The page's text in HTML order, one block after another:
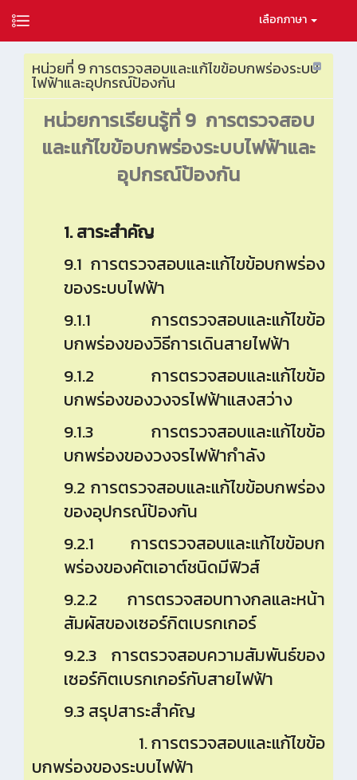
เลือกภาษา
หน่วยที่ 9 การตรวจสอบและแก้ไขข้อบกพร่องระบบ
ไฟฟ้าและอุปกรณ์ป้องกัน
หน่วยการเรียนรู้ที่9 การตรวจสอบ
และแก้ไขข้อบกพร่องระบบไฟฟ้าและ
อุปกรณ์ป้องกัน
1. สาระสำคัญ
9.1 การตรวจสอบและแก้ไขข้อบกพร่อง
ของระบบไฟฟ้า
9.1.1 การตรวจสอบและแก้ไขข้อ
บกพร่องของวิธีการเดินสายไฟฟ้า
9.1.2 การตรวจสอบและแก้ไขข้อ
บกพร่องของวงจรไฟฟ้าแสงสว่าง
9.1.3 การตรวจสอบและแก้ไขข้อ
บกพร่องของวงจรไฟฟ้ากำลัง
9.2 การตรวจสอบและแก้ไขข้อบกพร่อง
ของอุปกรณ์ป้องกัน
9.2.1 การตรวจสอบและแก้ไขข้อบก
พร่องของคัตเอาต์ชนิดมีฟิวส์
9.2.2 การตรวจสอบทางกลและหน้า
สัมผัสของเซอร์กิตเบรกเกอร์
9.2.3 การตรวจสอบความสัมพันธ์ของ
เซอร์กิตเบรกเกอร์กับสายไฟฟ้า
9.3 สรุปสาระสำคัญ
1. การตรวจสอบและแก้ไขข้อ
บกพร่องของระบบไฟฟ้า